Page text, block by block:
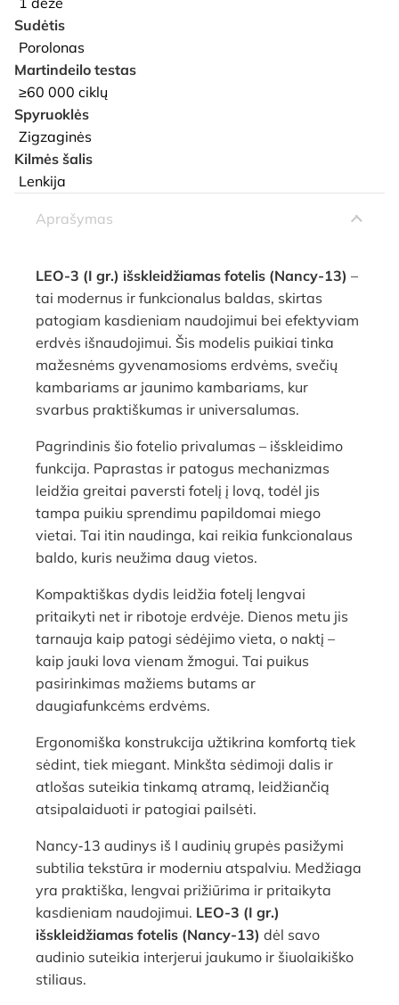
Sudėtis
Porolonas
Martindeilo testas
≥60 000 ciklų
Spyruoklės
Zigzaginės
Kilmės šalis
Lenkija
Aprašymas
LEO-3 (I gr.) išskleidžiamas fotelis (Nancy-13) –
tai modernus ir funkcionalus baldas, skirtas
patogiam kasdieniam naudojimui bei efektyviam
erdvės išnaudojimui. Šis modelis puikiai tinka
mažesnėms gyvenamosioms erdvėms, svečių
kambariams ar jaunimo kambariams, kur
svarbus praktiškumas ir universalumas.
Pagrindinis šio fotelio privalumas – išskleidimo
funkcija. Paprastas ir patogus mechanizmas
leidžia greitai paversti fotelį į lovą, todėl jis
tampa puikiu sprendimu papildomai miego
vietai. Tai itin naudinga, kai reikia funkcionalaus
baldo, kuris neužima daug vietos.
Kompaktiškas dydis leidžia fotelį lengvai
pritaikyti net ir ribotoje erdvėje. Dienos metu jis
tarnauja kaip patogi sėdėjimo vieta, o naktį –
kaip jauki lova vienam žmogui. Tai puikus
pasirinkimas mažiems butams ar
daugiafunkcėms erdvėms.
Ergonomiška konstrukcija užtikrina komfortą tiek
sėdint, tiek miegant. Minkšta sėdimoji dalis ir
atlošas suteikia tinkamą atramą, leidžiančią
atsipalaiduoti ir patogiai pailsėti.
Nancy‑13 audinys iš I audinių grupės pasižymi
subtilia tekstūra ir moderniu atspalviu. Medžiaga
yra praktiška, lengvai prižiūrima ir pritaikyta
kasdieniam naudojimui. LEO-3 (I gr.)
išskleidžiamas fotelis (Nancy-13) dėl savo
audinio suteikia interjerui jaukumo ir šiuolaikiško
stiliaus.